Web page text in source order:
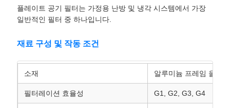
플레이트 공기 필터는 가정용 난방 및 냉각 시스템에서 가장
일반적인 필터 중 하나입니다.
재료 구성 및 작동 조건
소재 알루미늄 프레임 을 가
필터레이션 효율성 G1, G2, G3, G4